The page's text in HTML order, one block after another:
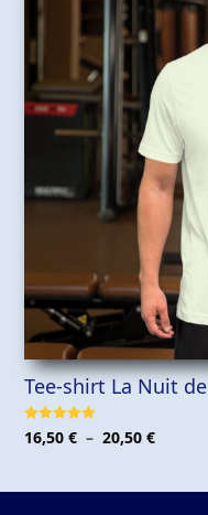
Tee-shirt La Nuit
Note5.00
sur 5
16,50€ – 20,50€Plage
16,50 €